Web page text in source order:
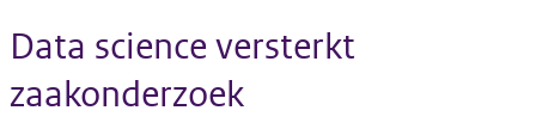
Data science versterkt
zaakonderzoek